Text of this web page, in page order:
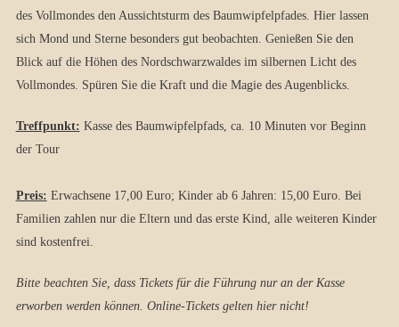
des Vollmondes den Aussichtsturm des Baumwipfelpfades. Hier lassen
sich Mond und Sterne besonders gut beobachten. Genießen Sie den
Blick auf die Höhen des Nordschwarzwaldes im silbernen Licht des
Vollmondes. Spüren Sie die Kraft und die Magie des Augenblicks.
Treffpunkt: Kasse des Baumwipfelpfads, ca. 10 Minuten vor Beginn
der Tour
Preis: Erwachsene 17,00 Euro; Kinder ab 6 Jahren: 15,00 Euro. Bei
Familien zahlen nur die Eltern und das erste Kind, alle weiteren Kinder
sind kostenfrei.
Bitte beachten Sie, dass Tickets für die Führung nur an der Kasse
erworben werden können. Online-Tickets gelten hier nicht!